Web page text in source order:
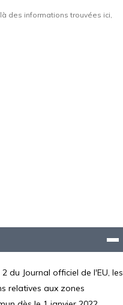
des informations trouvées ici,
du Journal officiel de l'EU, les
relatives aux zones